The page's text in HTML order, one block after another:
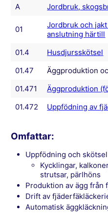
A Jordbruk,
01
Jordbruk och
anslutning härtill
01.4
Husdjursskötsel
01.47
Äggproduktion
01.471
Äggproduktion
01.472
Uppfödning av
Omfattar:
uppfödning och
kycklingar, kalkoner, ankor, gäss, vaktlar,
strutsar, pärlhöns
produktion av ägg från
drift av
automatisk